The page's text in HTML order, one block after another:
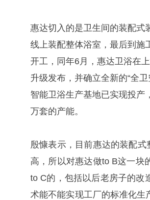
惠达切入的是卫生间的装配式
线上装配整体浴室，最后到施
开工，同年6月，惠达卫浴在
升级发布，并确立全新的“全
智能卫浴生产基地已实现投产
万套的产能。
殷慷表示，目前惠达的装配
高，所以对惠达做to B这一块
to C的，包括以后老房子的改
术能不能实现工厂的标准化生